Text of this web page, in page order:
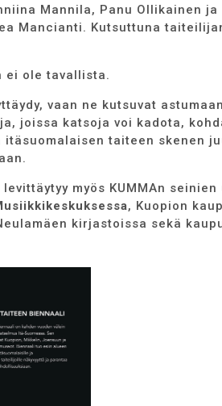
Mannila, Panu Ollikainen ja
Mancianti. Kutsuttuna
ei ole tavallista.
vaan ne kutsuvat
joissa katsoja voi kadota,
taiteen skenen
myös KUMMAn
, Kuopion
kirjastoissa sekä